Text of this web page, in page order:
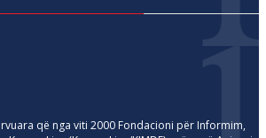
që nga viti 2000 Fondacioni për Informim,